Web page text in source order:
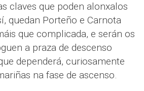
claves que poden alonxalos
quedan Porteño e Carnota
que complicada, e serán os
a praza de descenso
dependerá, curiosamente
na fase de ascenso.